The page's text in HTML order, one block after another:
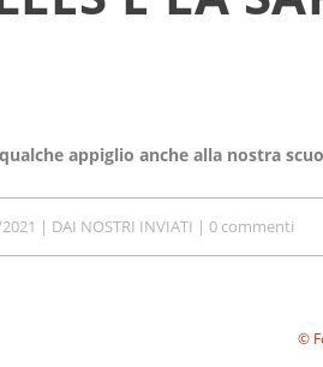
appiglio anche alla nostra
| DAI NOSTRI INVIATI | 0 commenti
©